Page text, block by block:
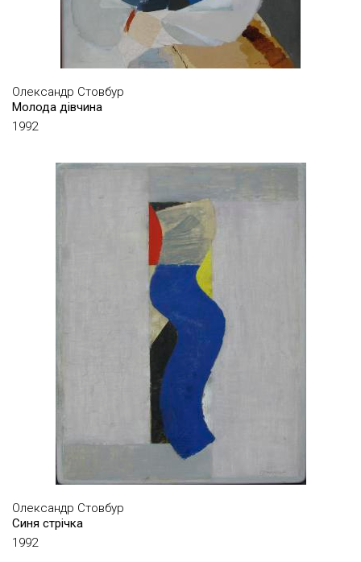
КИРИЛІНА АНАСТАСІЯ
КИШИНІВСЬКИЙ СОЛОМОН
КНЯЗИК ОЛЕКСАНДР
КОВАЛЬ ОЛЕКСАНДР
КОЛОСКОВ ДМИТРО
КОНОВСЬКИЙ ПЕТРО
КОРОВЕНКО ВАСИЛЬ
КОХРИХТ ФЕЛІКС
КОЦІЄВСЬКИЙ ОЛЕКСІЙ
КРИШТОПЕНКО ВОЛОДИМИР
КУЛЬЧИЦЬКИЙ МИРОСЛАВ
КУЦЬКИЙ ОЛЕГ
Олександр Стовбур
Молода дівчина
1992
Олександр Стовбур
Синя стрічка
1992